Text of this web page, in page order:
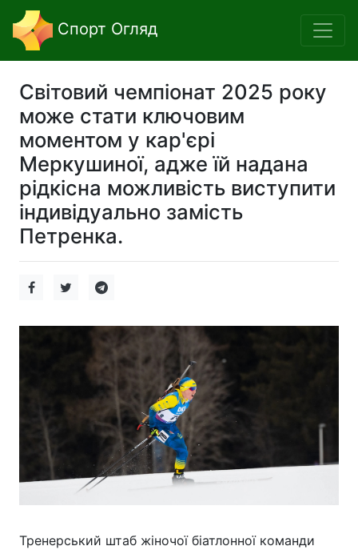
Спорт Огляд
Світовий чемпіонат 2025 року
може стати ключовим
моментом у кар'єрі
Меркушиної, адже їй надана
рідкісна можливість виступити
індивідуально замість
Петренка.
Тренерський штаб жіночої біатлонної команди